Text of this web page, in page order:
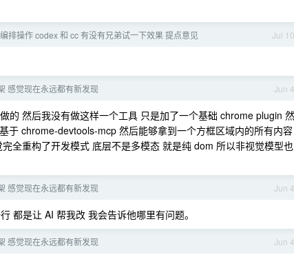
Jul 10
排操作 codex 和 cc 有没有兄弟试一下效果 提点意见
Jun 4
感觉现在永远都有新发现
的 然后我没有做这样一个工具 只是加了一个基础 chrome plugin 然
于 chrome-devtools-mcp 然后能够拿到一个方框区域内的所有内容
全重构了开发模式 底层不是多模态 就是纯 dom 所以非视觉模型也
Jun 4
感觉现在永远都有新发现
都是让 AI 帮我改 我会告诉他哪里有问题。
Jun 4
感觉现在永远都有新发现